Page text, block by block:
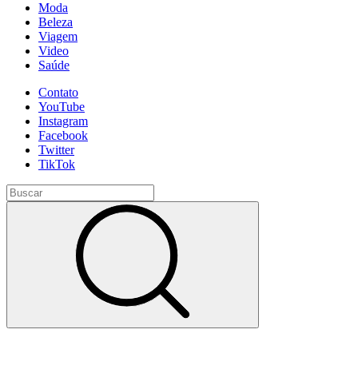
Moda
Beleza
Viagem
Video
Saúde
Contato
YouTube
Instagram
Facebook
Twitter
TikTok